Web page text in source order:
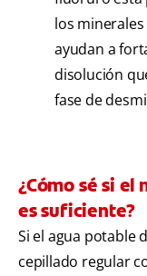
los
ayudan a
disolución
fase de
¿Cómo sé si
es suficiente?
Si el agua potable
cepillado regular